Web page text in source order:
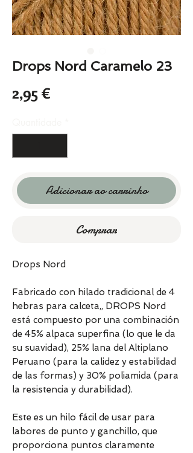
Drops Nord Caramelo 23
2,95 €
Adicionar ao carrinho
Comprar
Drops Nord
Fabricado con hilado tradicional de 4
hebras para calceta,, DROPS Nord
está compuesto por una combinación
de 45% alpaca superfina (lo que le da
su suavidad), 25% lana del Altiplano
Peruano (para la calidez y estabilidad
de las formas) y 30% poliamida (para
la resistencia y durabilidad).
Este es un hilo fácil de usar para
labores de punto y ganchillo, que
proporciona puntos claramente